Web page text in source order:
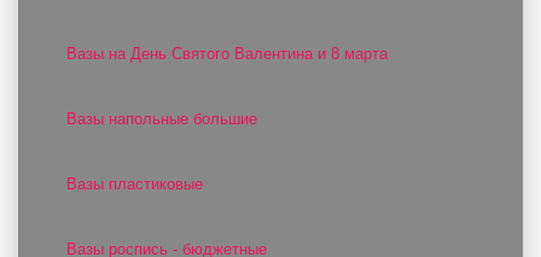
Вазы на День Святого Валентина и 8 марта
Вазы напольные большие
Вазы пластиковые
Вазы роспись - бюджетные